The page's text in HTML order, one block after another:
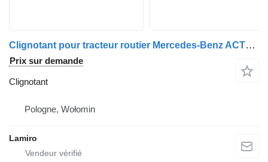
Clignotant pour tracteur routier Mercedes-Benz ACTROS MP1
Prix sur demande
Clignotant
Pologne, Wołomin
Lamiro